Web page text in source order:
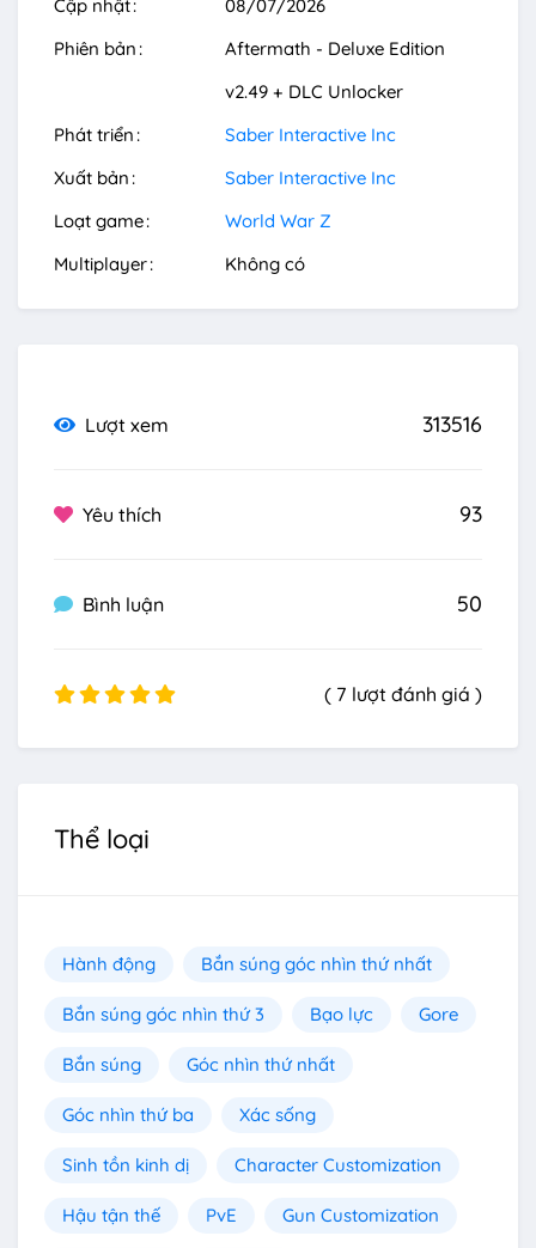
Cập nhật
08/07/2026
Phiên bản
Aftermath - Deluxe Edition
v2.49 + DLC Unlocker
Phát triển
Saber Interactive Inc
Xuất bản
Saber Interactive Inc
Loạt game
World War Z
Multiplayer
Không có
Lượt xem 313516
Yêu thích 93
Bình luận 50
( 7 lượt đánh giá )
Thể loại
Hành động Bắn súng góc nhìn thứ nhất
Bắn súng góc nhìn thứ 3 Bạo lực Gore
Bắn súng Góc nhìn thứ nhất
Góc nhìn thứ ba Xác sống
Sinh tồn kinh dị Character Customization
Hậu tận thế PvE Gun Customization